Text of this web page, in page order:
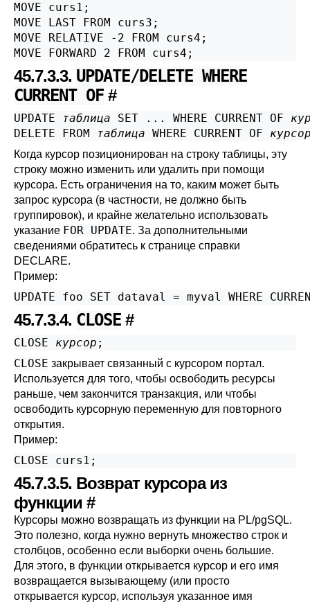
MOVE curs1;
MOVE LAST FROM curs3;
MOVE RELATIVE -2 FROM curs4;
MOVE FORWARD 2 FROM curs4;
45.7.3.3. UPDATE/DELETE WHERE
CURRENT OF #
UPDATE таблица SET ... WHERE CURRENT OF
DELETE FROM
таблица WHERE CURRENT OF
Когда курсор позиционирован на строку таблицы, эту
строку можно изменить или удалить при помощи
курсора. Есть ограничения на то, каким может быть
запрос курсора (в частности, не должно быть
группировок), и крайне желательно использовать
указание FOR UPDATE. За дополнительными
сведениями обратитесь к странице справки
DECLARE.
Пример:
UPDATE foo SET dataval = myval WHERE
45.7.3.4. CLOSE #
CLOSE курсор ;
CLOSE закрывает связанный с курсором портал.
Используется для того, чтобы освободить ресурсы
раньше, чем закончится транзакция, или чтобы
освободить курсорную переменную для повторного
открытия.
Пример:
CLOSE curs1;
45.7.3.5. Возврат курсора из
функции #
Курсоры можно возвращать из функции на PL/pgSQL.
Это полезно, когда нужно вернуть множество строк и
столбцов, особенно если выборки очень большие.
Для этого, в функции открывается курсор и его имя
возвращается вызывающему (или просто
открывается курсор, используя указанное имя